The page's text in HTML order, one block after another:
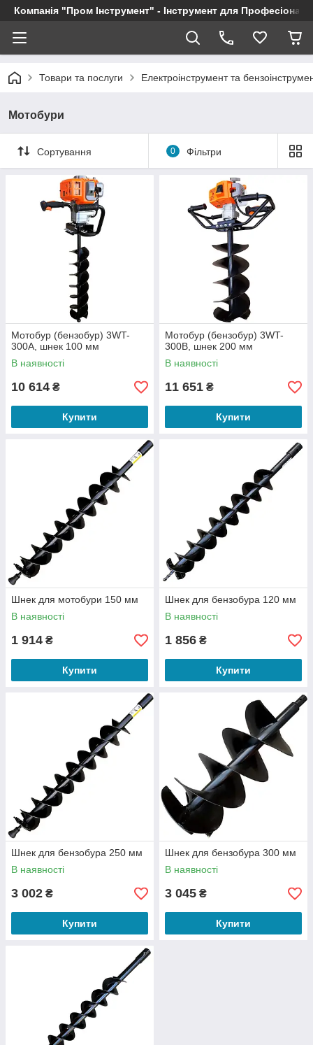
Компанія "Пром Інструмент" - Інструмент для
Товари та послуги Електроінструмент та
Мотобури
Сортування 0 Фільтри
Мотобур (бензобур) 3WT-
300A, шнек 100 мм
В наявності
10 614 ₴
Купити
Мотобур (бензобур) 3WT-
300B, шнек 200 мм
В наявності
11 651 ₴
Купити
Шнек для мотобури 150 мм
В наявності
1 914 ₴
Купити
Шнек для бензобура 120 мм
В наявності
1 856 ₴
Купити
Шнек для бензобура 250 мм
В наявності
3 002 ₴
Купити
Шнек для бензобура 300 мм
В наявності
3 045 ₴
Купити